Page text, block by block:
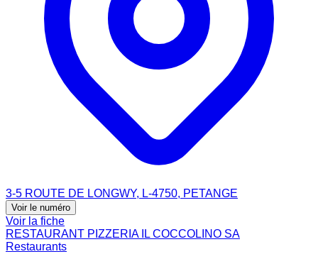
3-5 ROUTE DE LONGWY, L-4750, PETANGE
Voir le numéro
Voir la fiche
RESTAURANT PIZZERIA IL COCCOLINO SA
Restaurants